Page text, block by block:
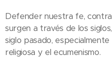
Defender nuestra fe,
surgen a través de los
siglo pasado,
religiosa y el ecumenismo.